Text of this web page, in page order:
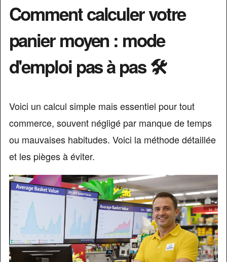
Comment calculer votre
panier moyen : mode
d'emploi pas à pas 🛠️
Voici un calcul simple mais essentiel pour tout
commerce, souvent négligé par manque de temps
ou mauvaises habitudes. Voici la méthode détaillée
et les pièges à éviter.